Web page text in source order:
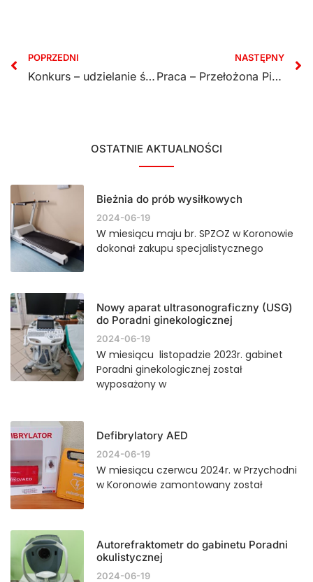
POPRZEDNI
Konkurs – udzielanie świadczeń zdrowotnych przez personel medyczny kierujący pojazdami uprzywilejowanymi
NASTĘPNY
Praca – Przełożona Pielęgniarek i Położnych
OSTATNIE AKTUALNOŚCI
Bieżnia do prób wysiłkowych
2024-06-19
W miesiącu maju br. SPZOZ w Koronowie
dokonał zakupu specjalistycznego
Nowy aparat ultrasonograficzny (USG)
do Poradni ginekologicznej
2024-06-19
W miesiącu listopadzie 2023r. gabinet
Poradni ginekologicznej został
wyposażony w
Defibrylatory AED
2024-06-19
W miesiącu czerwcu 2024r. w Przychodni
w Koronowie zamontowany został
Autorefraktometr do gabinetu Poradni
okulistycznej
2024-06-19